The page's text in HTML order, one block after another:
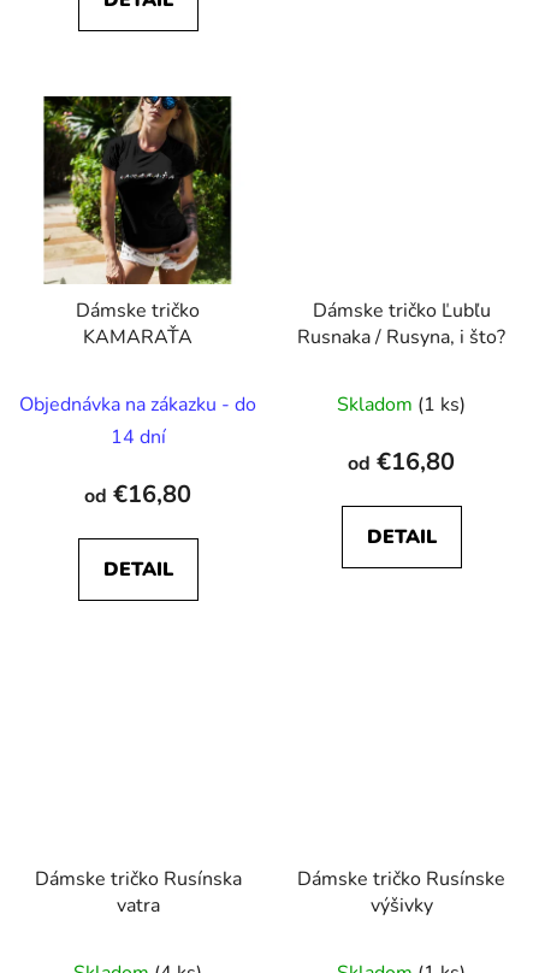
Dámske tričko
KAMARAŤA
Objednávka na zákazku - do
14 dní
od €16,80
DETAIL
Dámske tričko Ľubľu
Rusnaka / Rusyna, i što?
Skladom (1 ks)
od €16,80
DETAIL
Dámske tričko Rusínska
vatra
Dámske tričko Rusínske
výšivky